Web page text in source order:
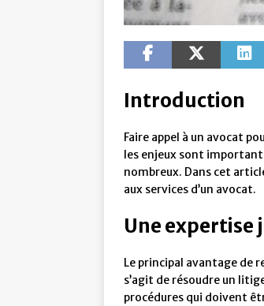
Introduction
Faire appel à un avocat
les enjeux sont
nombreux. Dans cet
aux services d’un avocat.
Une expertise
Le principal avantage de
s’agit de résoudre un
procédures qui doivent